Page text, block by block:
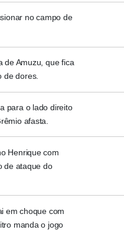
no campo de
de Amuzu, que fica
de dores.
para o lado direito
afasta.
Henrique com
de ataque do
em choque com
manda o jogo